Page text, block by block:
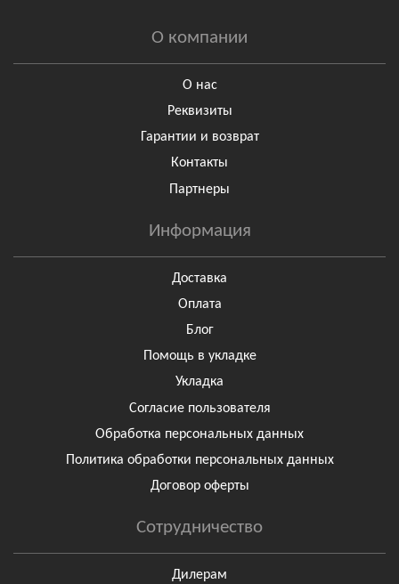
О компании
О нас
Реквизиты
Гарантии и возврат
Контакты
Партнеры
Информация
Доставка
Оплата
Блог
Помощь в укладке
Укладка
Согласие пользователя
Обработка персональных данных
Политика обработки персональных данных
Договор оферты
Сотрудничество
Дилерам